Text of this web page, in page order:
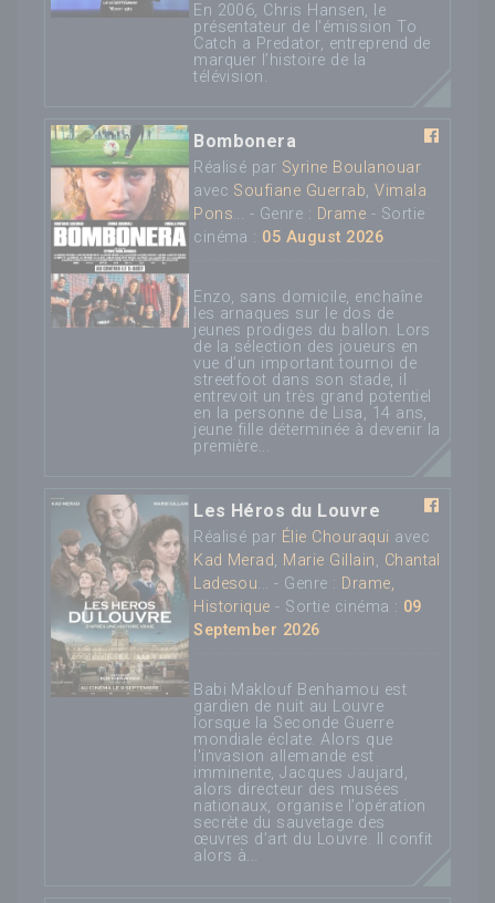
En 2006, Chris Hansen, le
présentateur de l'émission To
Catch a Predator, entreprend de
marquer l’histoire de la
télévision.
Bombonera
Réalisé par Syrine Boulanouar
avec Soufiane Guerrab,Vimala
Pons... - Genre : Drame - Sortie
cinéma : 05 August 2026
Enzo, sans domicile, enchaîne
les arnaques sur le dos de
jeunes prodiges du ballon. Lors
de la sélection des joueurs en
vue d’un important tournoi de
streetfoot dans son stade, il
entrevoit un très grand potentiel
en la personne de Lisa, 14 ans,
jeune fille déterminée à devenir la
première...
Les Héros du Louvre
Réalisé par Élie Chouraqui avec
Kad Merad, Marie Gillain, Chantal
Ladesou... - Genre : Drame,
Historique - Sortie cinéma : 09
September 2026
Babi Maklouf Benhamou est
gardien de nuit au Louvre
lorsque la Seconde Guerre
mondiale éclate. Alors que
l'invasion allemande est
imminente, Jacques Jaujard,
alors directeur des musées
nationaux, organise l’opération
secrète du sauvetage des
œuvres d’art du Louvre. Il confit
alors à...